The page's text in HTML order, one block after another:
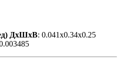
ДхШхВ: 0.041x0.34x0.25